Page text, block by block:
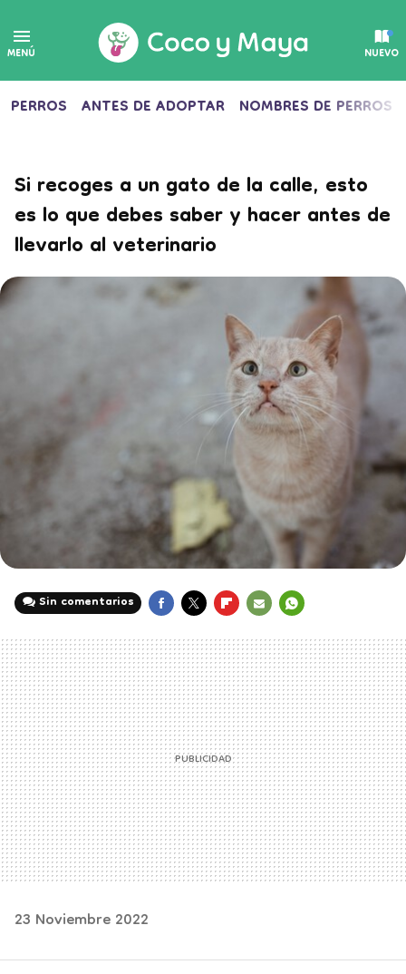
MENÚ NUEVO
PERROS ANTES DE ADOPTAR NOMBRES DE PERROS
Si recoges a un gato de la calle, esto
es lo que debes saber y hacer antes de
llevarlo al veterinario
Sin comentarios
MAIL
23 Noviembre 2022